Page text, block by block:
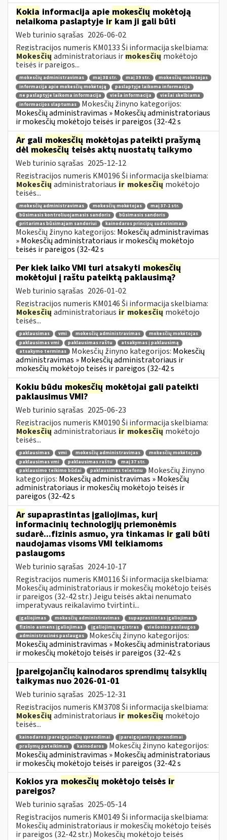
Kokia informacija apie mokesčių mokėtoją
nelaikoma paslaptyje irkam ji gali būti
Web turinio sąrašas 2026-06-02
Registracijos numeris KM0133 Ši informacija skelbiama:
Mokesčių administratoriaus ir mokesčių mokėtojo
teisės ir pareigos...
mokesčių administravimas maį 38 str. maį 39 str.
mokesčių mokėtojas
informacija apie mokesčių mokėtoją
paslaptyje laikoma informacija
ne paslaptyje laikoma informacija
vieša informacija
viešai skelbiama
informacijos slaptumas
Mokesčių žinyno kategorijos:
Mokesčių administravimas » Mokesčių administratoriaus
ir mokesčių mokėtojo teisės ir pareigos (32-42 s
Ar gali mokesčių mokėtojas pateikti prašymą
dėl mokesčiųteisės aktų nuostatų taikymo
Web turinio sąrašas 2025-12-12
Registracijos numeris KM0196 Ši informacija skelbiama:
Mokesčių administratoriaus ir mokesčių mokėtojo
teisės...
mokesčių administravimas mokesčių mokėtojas
maį 37-1 str.
būsimasis kontroliuojamasis sandoris
būsimasis sandoris
pritarimas būsimajam sandoriui
kainodaros principų suderinimas
Mokesčių žinyno kategorijos: Mokesčių administravimas
» Mokesčių administratoriaus ir mokesčių mokėtojo
teisės ir pareigos (32-42 s
Per kiek laiko VMI turi atsakyti mokesčių
mokėtojui į raštu pateiktą paklausimą?
Web turinio sąrašas 2026-01-02
Registracijos numeris KM0146 Ši informacija skelbiama:
Mokesčių administratoriaus ir mokesčių mokėtojo
teisės...
paklausimas vmi mokesčių administravimas
mokesčių mokėtojas
paklausimas vmi
paklausimas raštu
atsakymas į paklausimą
atsakymo terminas
Mokesčių žinyno kategorijos: Mokesčių
administravimas » Mokesčių administratoriaus ir
mokesčių mokėtojo teisės ir pareigos (32-42 s
Kokiu būdu mokesčių mokėtojai gali pateikti
paklausimus VMI?
Web turinio sąrašas 2025-06-23
Registracijos numeris KM0190 Ši informacija skelbiama:
Mokesčių administratoriaus ir mokesčių mokėtojo
teisės...
paklausimas vmi mokesčių administravimas
mokesčių mokėtojas
paklausimas vmi
paklausimas raštu
maį 37 str.
paklausimo teikimo būdai
paklausimas telefonu
Mokesčių žinyno
kategorijos: Mokesčių administravimas » Mokesčių
administratoriaus ir mokesčių mokėtojo teisės ir
pareigos (32-42 s
Ar supaprastintas įgaliojimas, kurį
informacinių technologijų priemonėmis
sudarė...fizinis asmuo, yra tinkamas ir gali būti
naudojamas visoms VMI teikiamoms
paslaugoms
Web turinio sąrašas 2024-10-17
Registracijos numeris KM0116 Ši informacija skelbiama:
Mokesčių administratoriaus ir mokesčių mokėtojo teisės
ir pareigos (32-42 str.) Jeigu teisės aktai nenumato
imperatyvaus reikalavimo tvirtinti...
įgaliojimas mokesčių administravimas
supaprastintas įgaliojimas
fizinio asmens įgaliojimas
įgaliojimų registras
viešosios paslaugos
administracinės paslaugos
Mokesčių žinyno kategorijos:
Mokesčių administravimas » Mokesčių administratoriaus
ir mokesčių mokėtojo teisės ir pareigos (32-42 s
Įpareigojančių kainodaros sprendimų taisyklių
taikymas nuo 2026-01-01
Web turinio sąrašas 2025-12-31
Registracijos numeris KM3708 Ši informacija skelbiama:
Mokesčių administratoriaus ir mokesčių mokėtojo
teisės...
kainodaros įpareigojančių sprendimai
įpareigojantys sprendimai
prašymų pateikimas
kainodaros
Mokesčių žinyno kategorijos:
Mokesčių administravimas » Mokesčių administratoriaus
ir mokesčių mokėtojo teisės ir pareigos (32-42 s
Kokios yra mokesčių mokėtojo teisės ir
pareigos?
Web turinio sąrašas 2025-05-14
Registracijos numeris KM0149 Ši informacija skelbiama:
Mokesčių administratoriaus ir mokesčių mokėtojo teisės
ir pareigos (32-42 str.) Mokesčių mokėtojo teisės